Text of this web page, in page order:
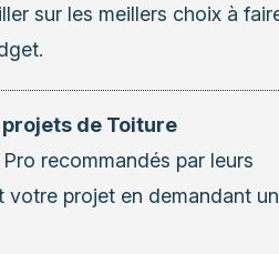
sur les meillers choix à
de Toiture
recommandés par leurs
votre projet en demandant un